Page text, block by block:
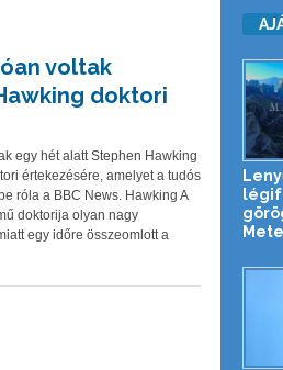
voltak
doktori
egy hét alatt Stephen Hawking
értekezésére, amelyet a tudós
róla a BBC News. Hawking A
doktorija olyan nagy
egy időre összeomlott a